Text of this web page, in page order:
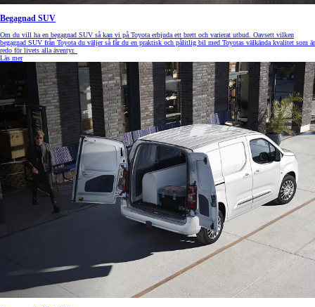
Begagnad SUV
Om du vill ha en begagnad SUV så kan vi på Toyota erbjuda ett brett och varierat utbud. Oavsett vilken
begagnad SUV från Toyota du väljer så får du en praktisk och pålitlig bil med Toyotas välkända kvalitet som är
redo för livets alla äventyr.
Läs mer